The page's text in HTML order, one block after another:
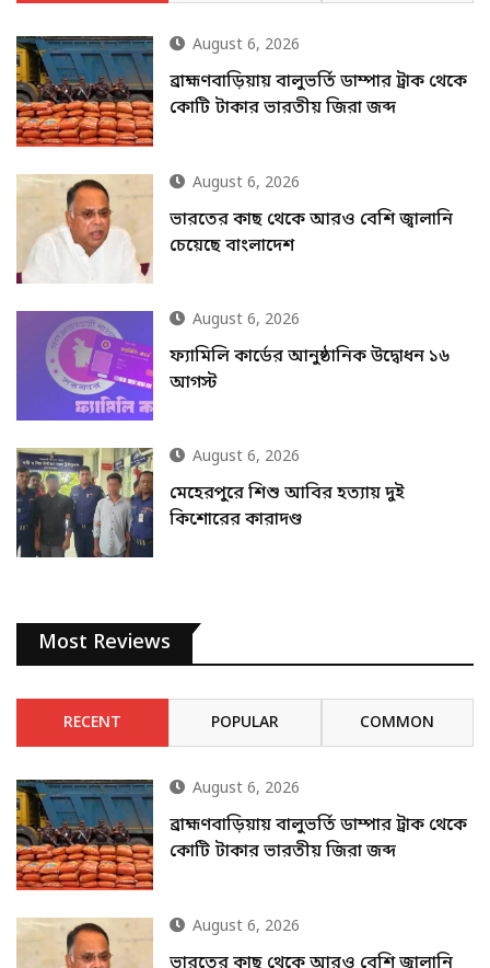
August 6, 2026
ব্রাহ্মণবাড়িয়ায় বালুভর্তি ডাম্পার ট্রাক থেকে
কোটি টাকার ভারতীয় জিরা জব্দ
August 6, 2026
ভারতের কাছ থেকে আরও বেশি জ্বালানি
চেয়েছে বাংলাদেশ
August 6, 2026
ফ্যামিলি কার্ডের আনুষ্ঠানিক উদ্বোধন ১৬
আগস্ট
August 6, 2026
মেহেরপুরে শিশু আবির হত্যায় দুই
কিশোরের কারাদণ্ড
Most Reviews
RECENT POPULAR COMMON
August 6, 2026
ব্রাহ্মণবাড়িয়ায় বালুভর্তি ডাম্পার ট্রাক থেকে
কোটি টাকার ভারতীয় জিরা জব্দ
August 6, 2026